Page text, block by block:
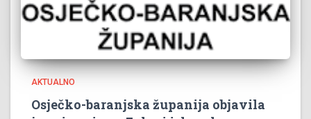
AKTUALNO
Osječko-baranjska županija objavila